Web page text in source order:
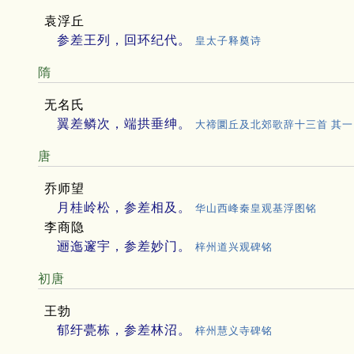
袁浮丘
参差王列，回环纪代。
皇太子释奠诗
隋
无名氏
翼差鳞次，端拱垂绅。
大禘圜丘及北郊歌辞十三首 其
唐
乔师望
月桂岭松，参差相及。
华山西峰秦皇观基浮图铭
李商隐
逦迤邃宇，参差妙门。
梓州道兴观碑铭
初唐
王勃
郁纡甍栋，参差林沼。
梓州慧义寺碑铭